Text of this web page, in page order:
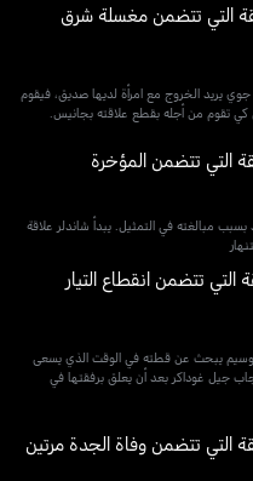
الحلقة التي تتضمن مغسلة شرق
يريد الخروج مع امرأة لديها صديق، فيقوم
تقوم من أجله بقطع علاقته بجانيس.
مبالغته في التمثيل. يبدأ شاندلر علاقة
التي تتضمن انقطاع التيار
وسيم يبحث عن قطته في الوقت الذي يسعى
جيل غوداكر بعد أن يعلق برفقتها في